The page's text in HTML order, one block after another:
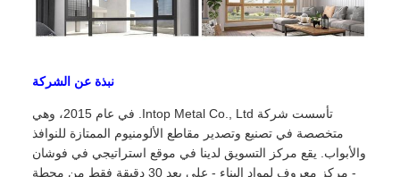
نبذة عن الشركة
تأسست شركة Intop Metal Co., Ltd. في عام 2015، وهي
متخصصة في تصنيع وتصدير مقاطع الألومنيوم الممتازة للنوافذ
والأبواب. يقع مركز التسويق لدينا في موقع استراتيجي في فوشان
- مركز معروف لمواد البناء - على بعد 30 دقيقة فقط من محطة